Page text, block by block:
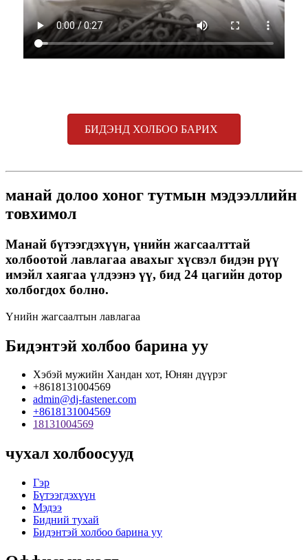
БИДЭНД ХОЛБОО БАРИХ
манай долоо хоног тутмын мэдээллийн
товхимол
Манай бүтээгдэхүүн, үнийн жагсаалттай
холбоотой лавлагаа авахыг хүсвэл бидэн рүү
имэйл хаягаа үлдээнэ үү, бид 24 цагийн дотор
холбогдох болно.
Үнийн жагсаалтын лавлагаа
Бидэнтэй холбоо барина уу
Хэбэй мужийн Хандан хот, Юнян дүүрэг
+8618131004569
admin@dj-fastener.com
+8618131004569
18131004569
чухал холбоосууд
Гэр
Бүтээгдэхүүн
Мэдээ
Бидний тухай
Бидэнтэй холбоо барина уу